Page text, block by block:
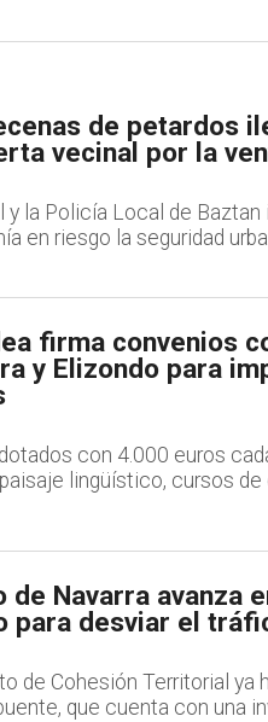
de petardos
vecinal por la
y la Policía Local de
en riesgo la seguridad
firma convenios
y Elizondo para
con 4.000 euros
lingüístico, cursos de
de Navarra avanza
para desviar el
de Cohesión Territorial ya
que cuenta con una